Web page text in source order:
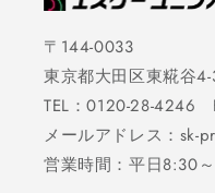
〒144-0033
東京都大田区東糀谷4-
TEL：0120-28-4246
メールアドレス：sk-
営業時間：平日8:30